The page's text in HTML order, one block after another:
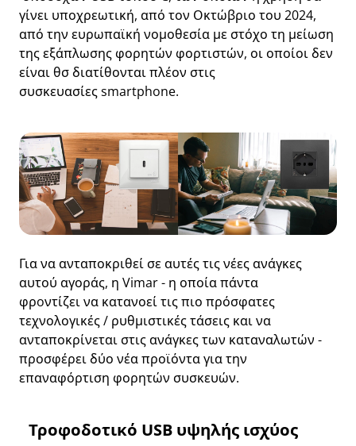
γίνει υποχρεωτική, από τον Οκτώβριο του 2024,
από την ευρωπαϊκή νομοθεσία με στόχο τη μείωση
της εξάπλωσης φορητών φορτιστών, οι οποίοι δεν
είναι θσ διατίθονται πλέον στις
συσκευασίες smartphone.
Για να ανταποκριθεί σε αυτές τις νέες ανάγκες
αυτού αγοράς, η Vimar - η οποία πάντα
φρoντίζει να κατανοεί τις πιο πρόσφατες
τεχνολογικές / ρυθμιστικές τάσεις και να
ανταποκρίνεται στις ανάγκες των καταναλωτών -
προσφέρει δύο νέα προϊόντα για την
επαναφόρτιση φορητών συσκευών.
Τροφοδοτικό USB υψηλής ισχύος